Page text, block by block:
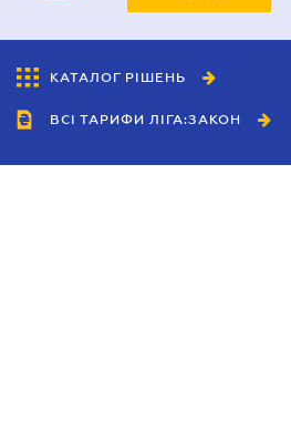
КАТАЛОГ РІШЕНЬ
ВСІ ТАРИФИ ЛІГА:ЗАКОН